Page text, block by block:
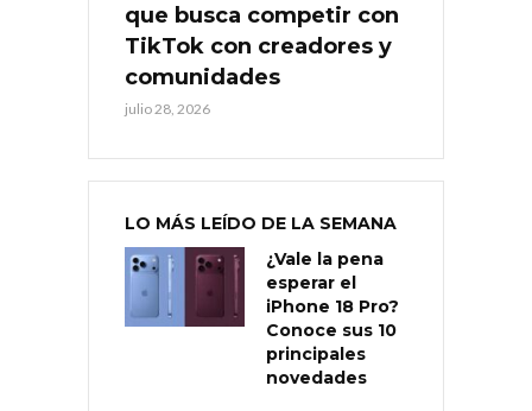
que busca competir con
TikTok con creadores y
comunidades
julio 28, 2026
LO MÁS LEÍDO DE LA SEMANA
¿Vale la pena
esperar el
iPhone 18 Pro?
Conoce sus 10
principales
novedades